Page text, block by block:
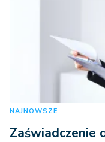
NAJNOWSZE
Zaświadczenie